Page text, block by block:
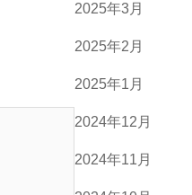
2025年3月
2025年2月
2025年1月
2024年12月
2024年11月